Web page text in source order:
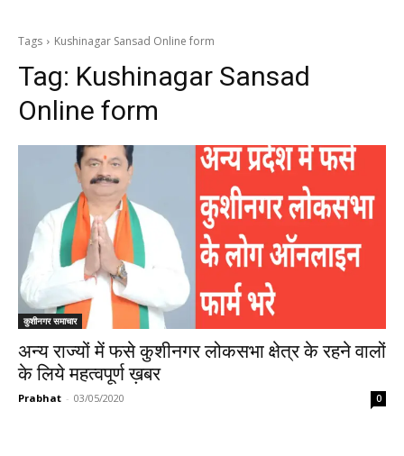
Tags Kushinagar Sansad Online form
Tag: Kushinagar Sansad
Online form
कुशीनगर समाचार
अन्य राज्यों में फसे कुशीनगर लोकसभा क्षेत्र के रहने वालों
के लिये महत्वपूर्ण ख़बर
Prabhat - 03/05/2020 0